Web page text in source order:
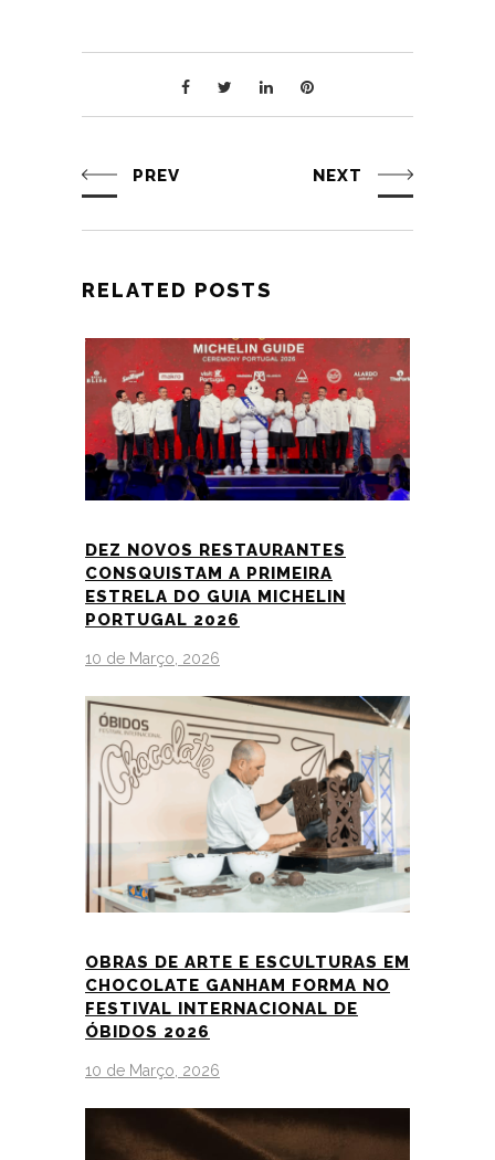
PREV NEXT
RELATED POSTS
DEZ NOVOS RESTAURANTES
CONSQUISTAM A PRIMEIRA
ESTRELA DO GUIA MICHELIN
PORTUGAL 2026
10 de Março, 2026
OBRAS DE ARTE E ESCULTURAS EM
CHOCOLATE GANHAM FORMA NO
FESTIVAL INTERNACIONAL DE
ÓBIDOS 2026
10 de Março, 2026